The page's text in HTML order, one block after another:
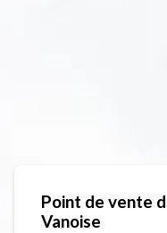
Point de vente
Vanoise